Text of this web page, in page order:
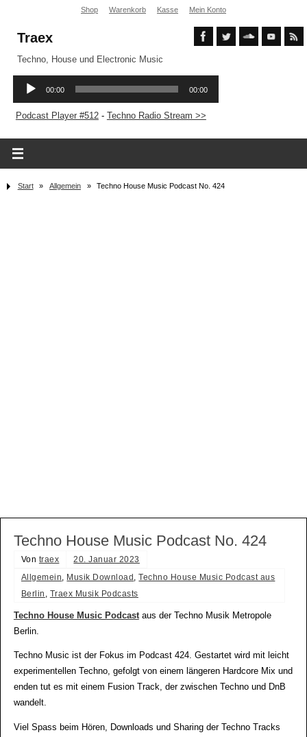
Shop Warenkorb Kasse Mein Konto
Traex
Techno, House und Electronic Music
Podcast Player #512- Techno Radio Stream >>
Start » Allgemein » Techno House Music Podcast No. 424
Techno House Music Podcast No. 424
Von traex
20. Januar 2023
Allgemein
Musik Download ,Techno House Music Podcast aus
Berlin
Traex Musik Podcasts
Techno House Music Podcastaus der Techno Musik Metropole
Berlin.
Techno Music ist der Fokus im Podcast 424. Gestartet wird mit leicht
experimentellen Techno, gefolgt von einem längeren Hardcore Mix und
enden tut es mit einem Fusion Track, der zwischen Techno und DnB
wandelt.
Viel Spass beim Hören, Downloads und Sharing der Techno Tracks